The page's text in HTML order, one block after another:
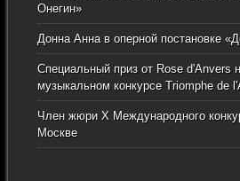
Онегин»
Донна Анна в оперной постановке
Специальный приз от Rose
музыкальном конкурсе Triomphe de
Член жюри X Международного
Москве